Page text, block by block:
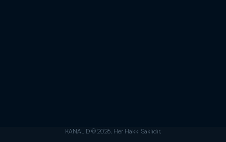
KANAL D © 2026. Her Hakkı Saklıdır.